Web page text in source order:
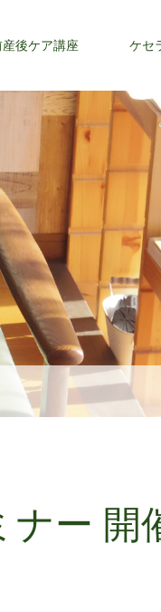
後ケア講座 ケセ
ナー 開